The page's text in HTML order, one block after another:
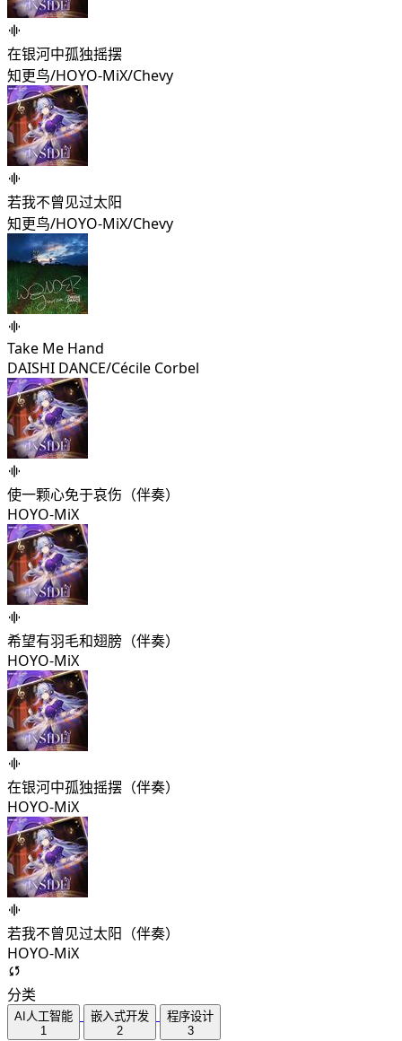
在银河中孤独摇摆
知更鸟/HOYO-MiX/Chevy
若我不曾见过太阳
知更鸟/HOYO-MiX/Chevy
Take Me Hand
DAISHI DANCE/Cécile Corbel
使一颗心免于哀伤（伴奏）
HOYO-MiX
希望有羽毛和翅膀（伴奏）
HOYO-MiX
在银河中孤独摇摆（伴奏）
HOYO-MiX
若我不曾见过太阳（伴奏）
HOYO-MiX
分类
AI人工智能
1
嵌入式开发
2
程序设计
3